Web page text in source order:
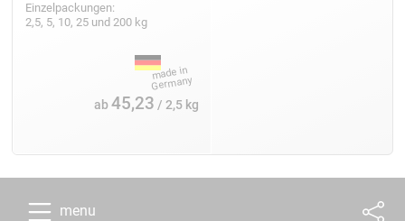
Einzelpackungen:
2,5, 5, 10, 25 und 200 kg
ab45,23 / 2,5 kg
menu